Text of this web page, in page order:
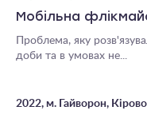
Мобільна
Проблема, яку
доби та в умовах не...
2022, м. Гайворон,